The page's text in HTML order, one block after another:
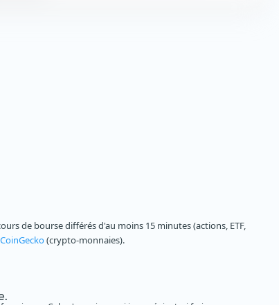
de bourse différés d'au moins 15 minutes (actions, ETF,
CoinGecko(crypto-monnaies).